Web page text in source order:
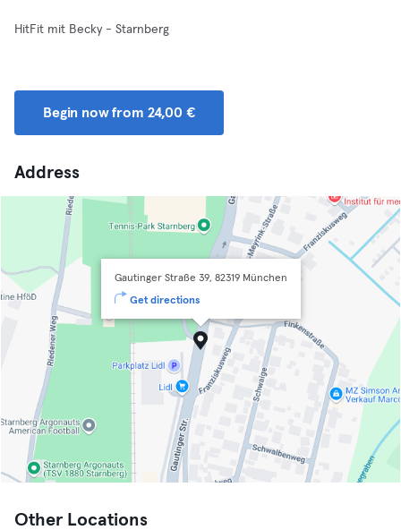
HitFit mit Becky - Starnberg
Begin now from 24,00 €
Address
Gautinger Straße 39, 82319 München
Get directions
Other Locations